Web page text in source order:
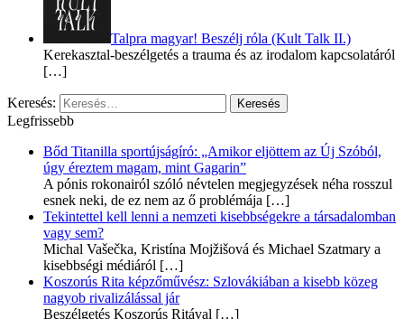
Talpra magyar! Beszélj róla (Kult Talk II.)
Kerekasztal-beszélgetés a trauma és az irodalom kapcsolatáról
[…]
Keresés:
Legfrissebb
Bőd Titanilla sportújságíró: „Amikor eljöttem az Új Szóból,
úgy éreztem magam, mint Gagarin”
A pónis rokonairól szóló névtelen megjegyzések néha rosszul
esnek neki, de ez nem az ő problémája […]
Tekintettel kell lenni a nemzeti kisebbségekre a társadalomban
vagy sem?
Michal Vašečka, Kristína Mojžišová és Michael Szatmary a
kisebbségi médiáról […]
Koszorús Rita képzőművész: Szlovákiában a kisebb közeg
nagyob rivalizálással jár
Beszélgetés Koszorús Ritával […]